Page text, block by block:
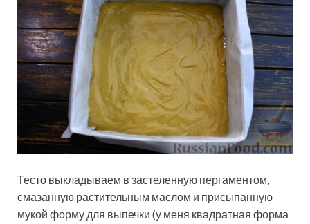
Тесто выкладываем в застеленную пергаментом,
смазанную растительным маслом и присыпанную
мукой форму для выпечки (у меня квадратная форма